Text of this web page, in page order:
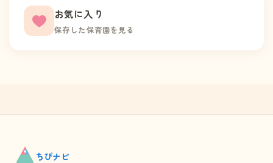
お気に入り
保存した保育園を見る
ちびナビ